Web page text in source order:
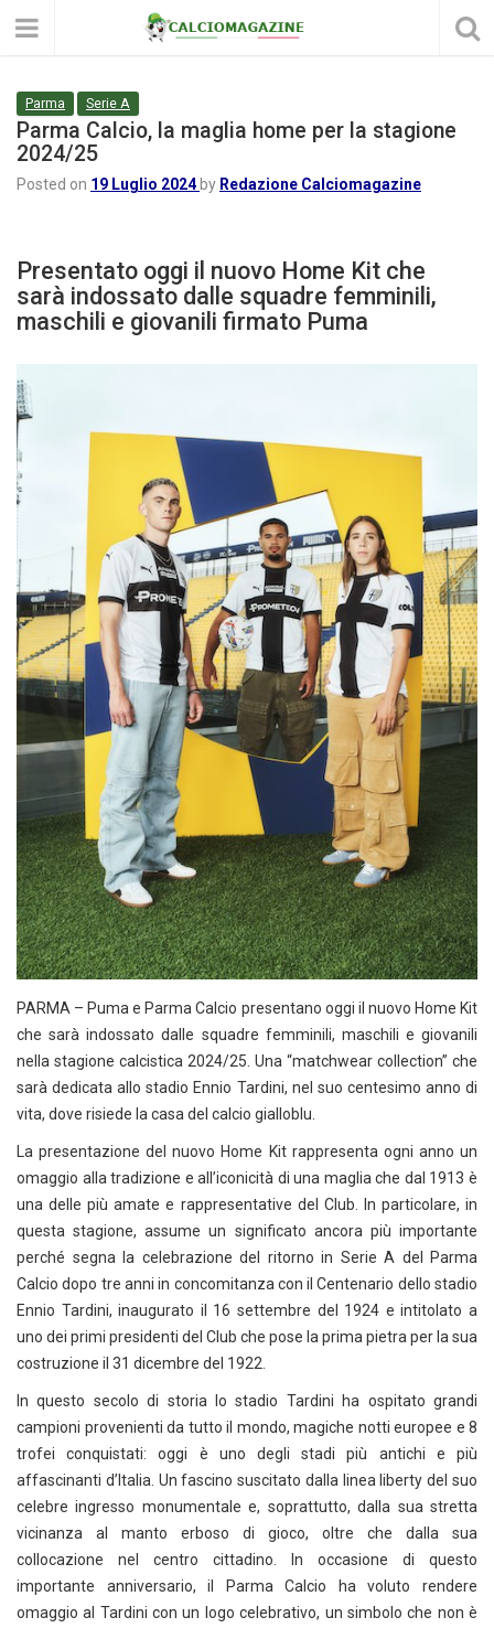
Parma Serie A
Parma Calcio, la maglia home per la stagione
2024/25
Posted on 19 Luglio 2024 by Redazione Calciomagazine
Presentato oggi il nuovo Home Kit che
sarà indossato dalle squadre femminili,
maschili e giovanili firmato Puma
PARMA – Puma e Parma Calcio presentano oggi il nuovo Home Kit
che sarà indossato dalle squadre femminili, maschili e giovanili
nella stagione calcistica 2024/25. Una “matchwear collection” che
sarà dedicata allo stadio Ennio Tardini, nel suo centesimo anno di
vita, dove risiede la casa del calcio gialloblu.
La presentazione del nuovo Home Kit rappresenta ogni anno un
omaggio alla tradizione e all’iconicità di una maglia che dal 1913 è
una delle più amate e rappresentative del Club. In particolare, in
questa stagione, assume un significato ancora più importante
perché segna la celebrazione del ritorno in Serie A del Parma
Calcio dopo tre anni in concomitanza con il Centenario dello stadio
Ennio Tardini, inaugurato il 16 settembre del 1924 e intitolato a
uno dei primi presidenti del Club che pose la prima pietra per la sua
costruzione il 31 dicembre del 1922.
In questo secolo di storia lo stadio Tardini ha ospitato grandi
campioni provenienti da tutto il mondo, magiche notti europee e 8
trofei conquistati: oggi è uno degli stadi più antichi e più
affascinanti d’Italia. Un fascino suscitato dalla linea liberty del suo
celebre ingresso monumentale e, soprattutto, dalla sua stretta
vicinanza al manto erboso di gioco, oltre che dalla sua
collocazione nel centro cittadino. In occasione di questo
importante anniversario, il Parma Calcio ha voluto rendere
omaggio al Tardini con un logo celebrativo, un simbolo che non è